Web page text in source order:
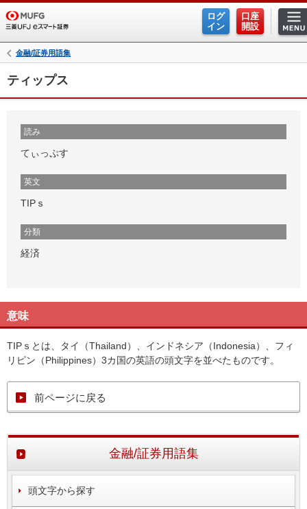
ログ
イン
口座
開設
金融/証券用語集
ティップス
読み
てぃっぷす
英文
TIPｓ
分類
経済
意味
TIPｓとは、タイ（Thailand）、インドネシア（Indonesia）、フィ
リピン（Philippines）3カ国の英語の頭文字を並べたものです。
前ページに戻る
金融/証券用語集
頭文字から探す